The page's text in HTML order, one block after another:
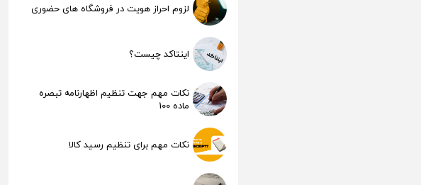
لزوم احراز هویت در فروشگاه های حضوری
اینتاکد چیست؟
نکات مهم جهت تنظیم اظهارنامه تبصره
ماده 100
نکات مهم برای تنظیم رسید کالا